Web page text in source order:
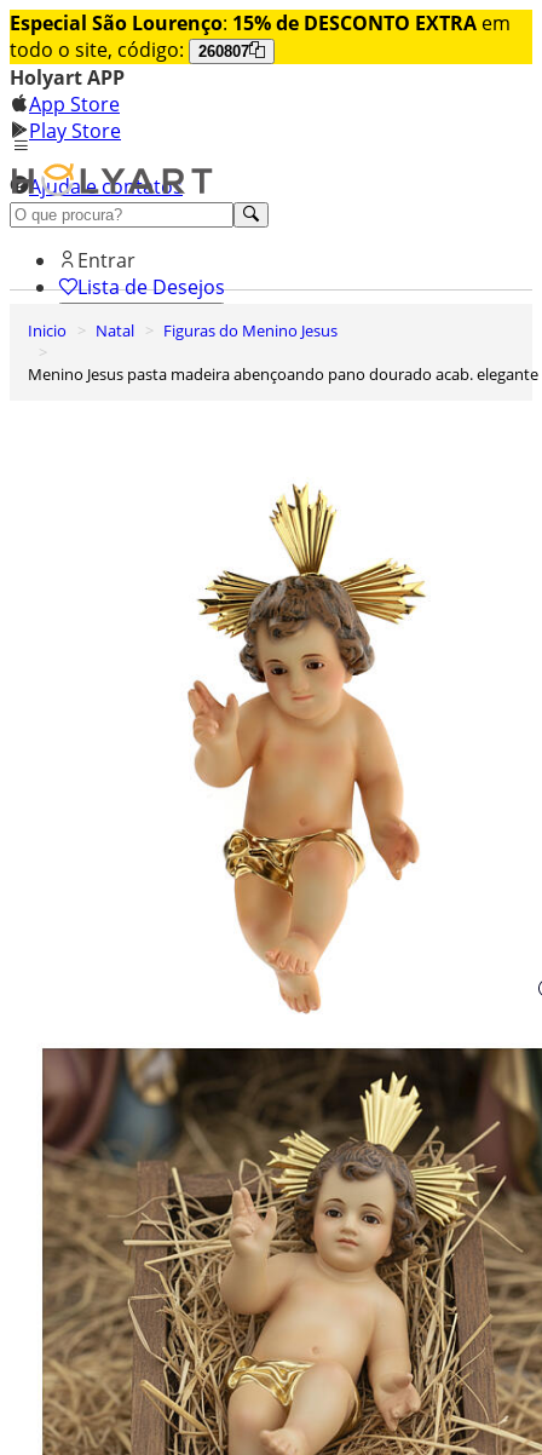
Especial São Lourenço: 15% de DESCONTO EXTRA em
todo o site, código:
260807
Holyart APP
App Store
Play Store
Ajuda e contatos
Conheça premium
Entrar
Lista de Desejos
Inicio Natal
Figuras do Menino Jesus
Menino Jesus pasta madeira abençoando pano dourado acab. elegante